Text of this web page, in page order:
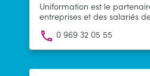
Uniformation est le
entreprises et des salariés
de l'habitat social et de la
0 969 32 05 55